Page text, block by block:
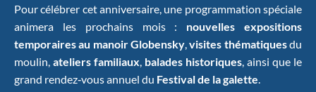
Pour célébrer cet anniversaire, une programmation spéciale
animera les prochains mois : nouvelles expositions
temporaires au manoir Globensky,visites thématiquesdu
moulin, ateliers familiaux, balades historiques, ainsi que le
grand rendez‑vous annuel du Festival de la galette.